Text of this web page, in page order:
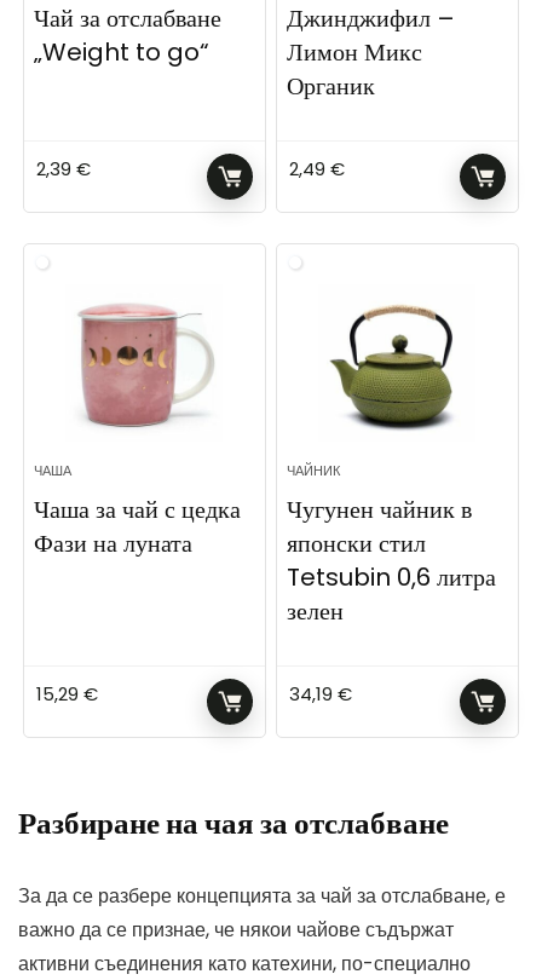
Чай за отслабване
„Weight to go“
2,39€
Джинджифил –
Лимон Микс
Органик
2,49€
ЧАША
Чаша за чай с цедка
Фази на луната
15,29€
ЧАЙНИК
Чугунен чайник в
японски стил
Tetsubin 0,6 литра
зелен
34,19€
Разбиране на чая за отслабване
За да се разбере концепцията за чай за отслабване, е
важно да се признае, че някои чайове съдържат
активни съединения като катехини, по-специално